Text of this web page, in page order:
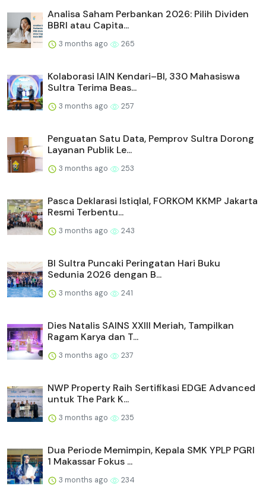
Analisa Saham Perbankan 2026: Pilih Dividen
BBRI atau Capita...
3 months ago 265
Kolaborasi IAIN Kendari–BI, 330 Mahasiswa
Sultra Terima Beas...
3 months ago 257
Penguatan Satu Data, Pemprov Sultra Dorong
Layanan Publik Le...
3 months ago 253
Pasca Deklarasi Istiqlal, FORKOM KKMP Jakarta
Resmi Terbentu...
3 months ago 243
BI Sultra Puncaki Peringatan Hari Buku
Sedunia 2026 dengan B...
3 months ago 241
Dies Natalis SAINS XXIII Meriah, Tampilkan
Ragam Karya dan T...
3 months ago 237
NWP Property Raih Sertifikasi EDGE Advanced
untuk The Park K...
3 months ago 235
Dua Periode Memimpin, Kepala SMK YPLP PGRI
1 Makassar Fokus ...
3 months ago 234